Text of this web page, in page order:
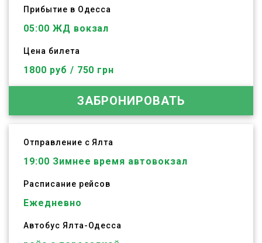
Прибытие в Одесса
05:00 ЖД вокзал
Цена билета
1800 руб / 750 грн
ЗАБРОНИРОВАТЬ
Отправление с Ялта
19:00 Зимнее время автовокзал
Расписание рейсов
Ежедневно
Автобус Ялта-Одесса